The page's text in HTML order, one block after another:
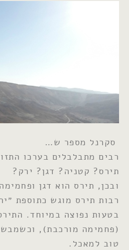
סקרנל מספר ש…
רבים מתבלבלים בערכו
תירס? קטניה? דגן? ירק?
ובכן, תירס הוא דגן
רבות תירס מוגש כתוספת
בטעות נפוצה במיוחד.
(פחמימה מורכבת),
טוב למאכל.